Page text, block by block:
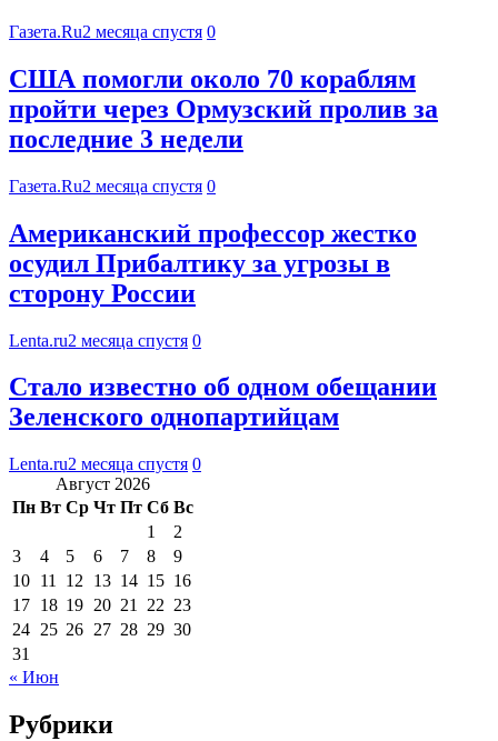
Газета.Ru2 месяца спустя 0
США помогли около 70 кораблям
пройти через Ормузский пролив за
последние 3 недели
Газета.Ru2 месяца спустя 0
Американский профессор жестко
осудил Прибалтику за угрозы в
сторону России
Lenta.ru2 месяца спустя 0
Стало известно об одном обещании
Зеленского однопартийцам
Lenta.ru2 месяца спустя 0
Август 2026
Пн Вт Ср Чт Пт Сб Вс
1
2
3
4 5 6 7 8
9
10 11 12 13 14 15 16
17 18 19 20 21 22 23
24 25 26 27 28 29 30
31
« Июн
Рубрики